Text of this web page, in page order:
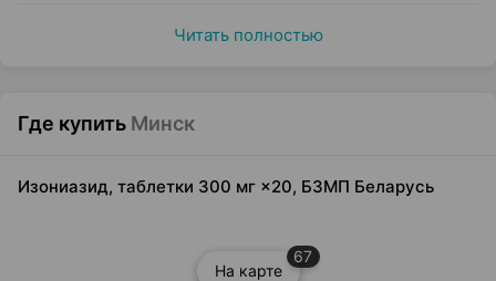
Читать полностью
Где купить Минск
Изониазид, таблетки 300 мг ×20, БЗМП Беларусь
На карте
67